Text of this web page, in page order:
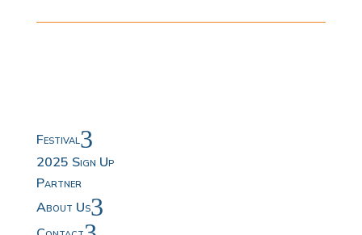
Festival3
2025 Sign Up
Partner
About Us3